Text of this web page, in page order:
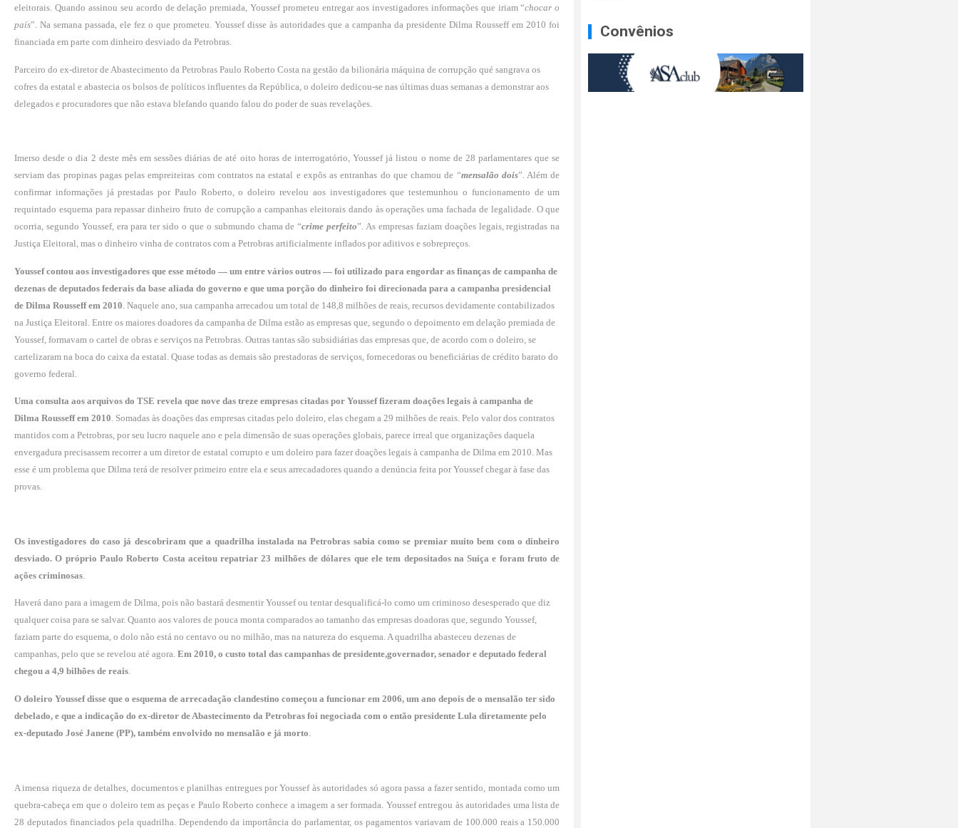
eleitorais. Quando assi­nou seu acordo de delação premiada, Youssef prometeu entregar aos investiga­dores informações que iriam “chocar o
país”. Na semana passada, ele fez o que prometeu. Youssef disse às autoridades que a campanha da presidente Dilma Rousseff em 2010 foi
financiada em parte com dinheiro desviado da Petrobras.
Parceiro do ex-diretor de Abasteci­mento da Petrobras Paulo Roberto Costa na gestão da bilionária máquina de corrupção qué sangrava os
cofres da es­tatal e abastecia os bolsos de políticos influentes da República, o doleiro dedi­cou-se nas últimas duas semanas a de­monstrar aos
delegados e procuradores que não estava blefando quando falou do poder de suas revelações.
Imerso desde o dia 2 deste mês em sessões diárias de até oito horas de interrogatório, Youssef já listou o nome de 28 parlamentares que se
serviam das propinas pagas pelas emprei­teiras com contratos na estatal e expôs as entranhas do que chamou de “mensalão dois”. Além de
confirmar informações já prestadas por Paulo Roberto, o doleiro revelou aos investigadores que testemu­nhou o funcionamento de um
requintado esquema para repassar dinheiro fruto de corrupção a campanhas eleitorais dando às operações uma fachada de legalidade. O que
ocorria, segundo Youssef, era para ter sido o que o submundo chama de “cri­me perfeito”. As empresas faziam doações legais, registradas na
Justiça Eleitoral, mas o dinheiro vinha de contratos com a Petrobras artificialmente inflados por aditivos e sobrepreços.
Youssef contou aos investigadores que esse método — um entre vários ou­tros — foi utilizado para engordar as fi­nanças de campanha de
dezenas de de­putados federais da base aliada do gover­no e que uma porção do dinheiro foi di­recionada para a campanha presidencial
de Dilma Rousseff em 2010 . Naquele ano, sua campanha arrecadou um total de 148,8 milhões de reais, recursos devi­damente contabilizados
na Justiça Elei­toral. Entre os maiores doadores da cam­panha de Dilma estão as empresas que, segundo o depoimento em delação pre­miada de
Youssef, formavam o cartel de obras e serviços na Petrobras. Outras tantas são subsidiárias das empresas que, de acordo com o doleiro, se
cartelizaram na boca do caixa da estatal. Quase todas as demais são prestadoras de serviços, fornecedoras ou beneficiárias de crédito barato do
governo federal.
Uma consulta aos arquivos do TSE revela que nove das treze empresas ci­tadas por Youssef fizeram doações le­gais à campanha de
Dilma Rousseff em 2010. Somadas às doações das empresas citadas pelo doleiro, elas chegam a 29 milhões de reais. Pelo valor dos contra­tos
mantidos com a Petrobras, por seu lucro naquele ano e pela dimensão de suas operações globais, parece irreal que organizações daquela
envergadura precisassem recorrer a um diretor de estatal corrupto e um doleiro para fazer doações legais à campanha de Dilma em 2010. Mas
esse é um problema que Dilma terá de resolver primeiro entre ela e seus arrecadadores quando a denúncia feita por Youssef chegar à fase das
provas.
Os investigadores do caso já descobriram que a quadrilha instalada na Petrobras sabia como se premiar muito bem com o dinheiro
desviado. O próprio Paulo Roberto Costa aceitou repatriar 23 milhões de dólares que ele tem depositados na Suíça e foram fruto de
ações criminosas.
Haverá dano para a imagem de Dilma, pois não bastará desmentir Youssef ou tentar desqualificá-lo como um criminoso desesperado que diz
qualquer coisa para se salvar. Quanto aos valores de pouca monta comparados ao tamanho das empresas doadoras que, segundo Youssef,
faziam parte do esquema, o dolo não está no centavo ou no milhão, mas na natureza do esquema. A quadrilha abasteceu dezenas de
campanhas, pelo que se revelou até agora. Em 2010, o custo total das campanhas de presidente,governador, senador e deputado federal
chegou a 4,9 bilhões de reais.
O doleiro Youssef disse que o esquema de arrecadação clandestino começou a funcionar em 2006, um ano depois de o mensalão ter sido
debelado, e que a indicação do ex-diretor de Abastecimento da Petrobras foi negociada com o então presidente Lula diretamente pelo
ex-deputado José Janene (PP), também envolvido no mensalão e já morto
A imensa riqueza de detalhes, documentos e planilhas entregues por Youssef às autoridades só agora passa a fazer sentido, montada como um
quebra-cabeça em que o doleiro tem as peças e Paulo Roberto conhece a imagem a ser formada. Youssef entregou às autoridades uma lista de
28 deputados financiados pela quadrilha. Dependendo da importância do parlamentar, os pagamentos variavam de 100.000 reais a 150.000
Convênios